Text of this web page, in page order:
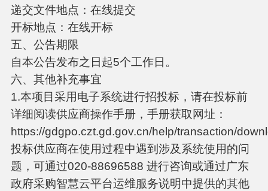
递交文件地点：在线提交
开标地点：在线开标
五、公告期限
自本公告发布之日起5个工作日。
六、其他补充事宜
1.本项目采用电子系统进行招投标，请在投标前
详细阅读供应商操作手册，手册获取网址：
https://gdgpo.czt.gd.gov.cn/help/transaction/
投标供应商在使用过程中遇到涉及系统使用的问
题，可通过020-88696588 进行咨询或通过广东
政府采购智慧云平台运维服务说明中提供的其他